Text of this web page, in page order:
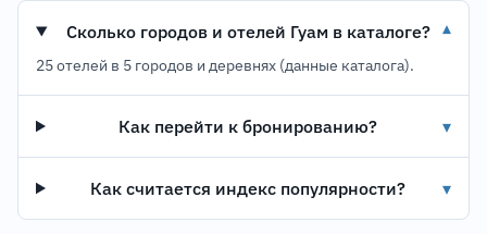
Сколько городов и отелей Гуам в каталоге? ▾
25 отелей в 5 городов и деревнях (данные каталога).
Как перейти к бронированию? ▾
Как считается индекс популярности? ▾